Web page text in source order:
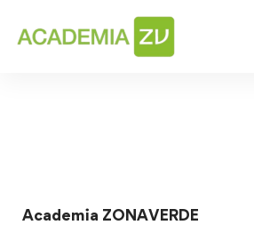
Academia ZONAVERDE